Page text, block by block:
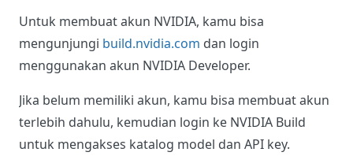
Untuk membuat akun NVIDIA, kamu bisa
mengunjungi build.nvidia.com dan login
menggunakan akun NVIDIA Developer.
Jika belum memiliki akun, kamu bisa membuat akun
terlebih dahulu, kemudian login ke NVIDIA Build
untuk mengakses katalog model dan API key.